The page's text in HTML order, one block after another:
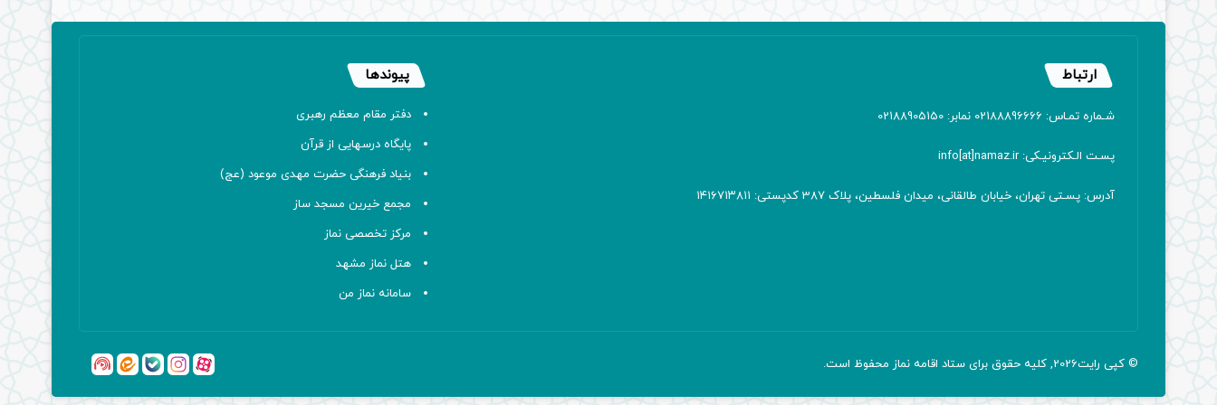
ارتباط
شـماره تمـاس: 02188896666 نمابر: 02188905150
پسـت الـکترونیـکی: info[at]namaz.ir
آدرس: پسـتی تهران، خیابان طالقانی، میدان فلسطین، پلاک 387 کدپستی: ۱۴۱۶۷۱۳۸۱۱
پیوندها
دفتر مقام معظم رهبری
پایگاه درسهایی از قرآن
بنیاد فرهنگی حضرت مهدی موعود (عج)
مجمع خیرین مسجد ساز
مرکز تخصصی نماز
هتل نماز مشهد
سامانه نماز من
© کپی رایت2026, کلیه حقوق برای ستاد اقامه نماز محفوظ است. آپاراتاینستاگرام
بله ایتا شنوتو